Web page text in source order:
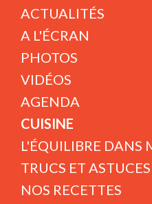
ACTUALITÉS
A L'ÉCRAN
PHOTOS
VIDÉOS
AGENDA
CUISINE
L'ÉQUILIBRE DANS
TRUCS ET ASTUCES
NOS RECETTES